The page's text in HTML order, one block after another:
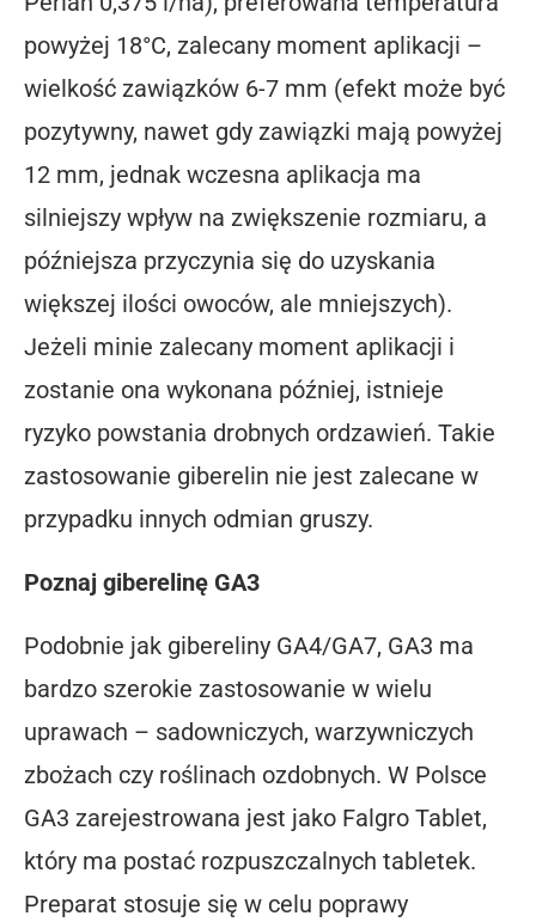
powyżej 18°C, zalecany moment aplikacji –
wielkość zawiązków 6-7 mm (efekt może być
pozytywny, nawet gdy zawiązki mają powyżej
12 mm, jednak wczesna aplikacja ma
silniejszy wpływ na zwiększenie rozmiaru, a
późniejsza przyczynia się do uzyskania
większej ilości owoców, ale mniejszych).
Jeżeli minie zalecany moment aplikacji i
zostanie ona wykonana później, istnieje
ryzyko powstania drobnych ordzawień. Takie
zastosowanie giberelin nie jest zalecane w
przypadku innych odmian gruszy.
Poznaj giberelinę GA3
Podobnie jak gibereliny GA4/GA7, GA3 ma
bardzo szerokie zastosowanie w wielu
uprawach – sadowniczych, warzywniczych
zbożach czy roślinach ozdobnych. W Polsce
GA3 zarejestrowana jest jako Falgro Tablet,
który ma postać rozpuszczalnych tabletek.
Preparat stosuje się w celu poprawy